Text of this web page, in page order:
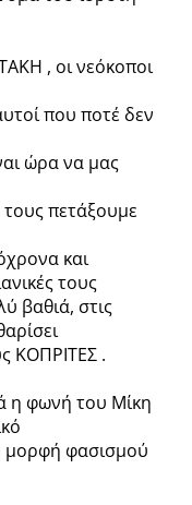
, οι νεόκοποι
που ποτέ δεν
ώρα να μας
πετάξουμε
και
τους
βαθιά, στις
ΚΟΠΡΙΤΕΣ .
η φωνή του Μίκη
μορφή φασισμού